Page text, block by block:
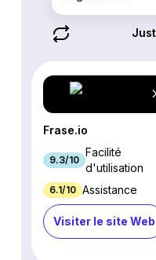
Frase.io
9.3/10
Facilité
d'utilisation
6.1/10 Assistance
Visiter le site Web